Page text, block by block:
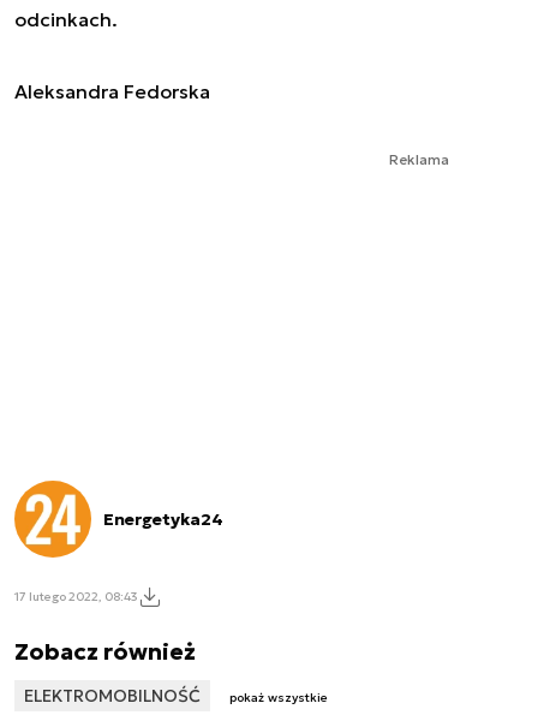
odcinkach.
Aleksandra Fedorska
Reklama
Energetyka24
17 lutego 2022, 08:43
Zobacz również
ELEKTROMOBILNOŚĆ pokaż wszystkie